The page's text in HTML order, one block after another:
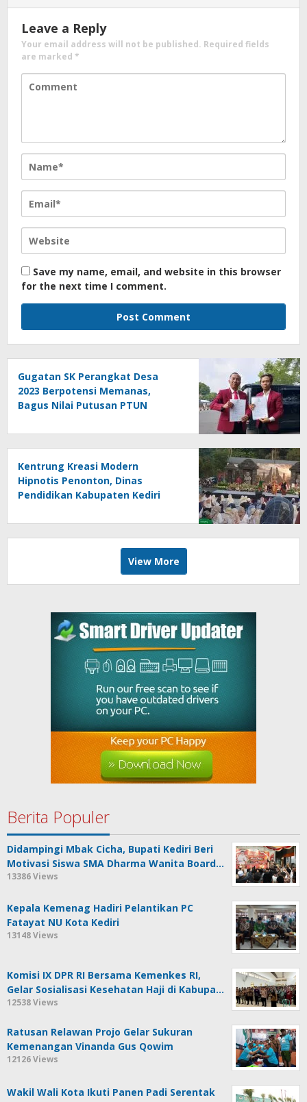
Leave a Reply
Your email address will not be published. Required fields
are marked *
Save my name, email, and website in this browser
for the next time I comment.
Gugatan SK Perangkat Desa
2023 Berpotensi Memanas,
Bagus Nilai Putusan PTUN
Kentrung Kreasi Modern
Hipnotis Penonton, Dinas
Pendidikan Kabupaten Kediri
View More
Berita Populer
Didampingi Mbak Cicha, Bupati Kediri Beri
Motivasi Siswa SMA Dharma Wanita Board…
13386 Views
Kepala Kemenag Hadiri Pelantikan PC
Fatayat NU Kota Kediri
13148 Views
Komisi IX DPR RI Bersama Kemenkes RI,
Gelar Sosialisasi Kesehatan Haji di Kabupa…
12538 Views
Ratusan Relawan Projo Gelar Sukuran
Kemenangan Vinanda Gus Qowim
12126 Views
Wakil Wali Kota Ikuti Panen Padi Serentak